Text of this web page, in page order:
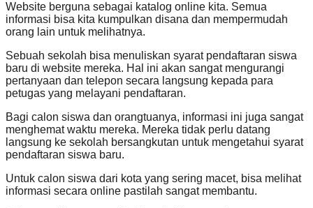
Website berguna sebagai katalog online kita. Semua
informasi bisa kita kumpulkan disana dan mempermudah
orang lain untuk melihatnya.
Sebuah sekolah bisa menuliskan syarat pendaftaran siswa
baru di website mereka. Hal ini akan sangat mengurangi
pertanyaan dan telepon secara langsung kepada para
petugas yang melayani pendaftaran.
Bagi calon siswa dan orangtuanya, informasi ini juga sangat
menghemat waktu mereka. Mereka tidak perlu datang
langsung ke sekolah bersangkutan untuk mengetahui syarat
pendaftaran siswa baru.
Untuk calon siswa dari kota yang sering macet, bisa melihat
informasi secara online pastilah sangat membantu.